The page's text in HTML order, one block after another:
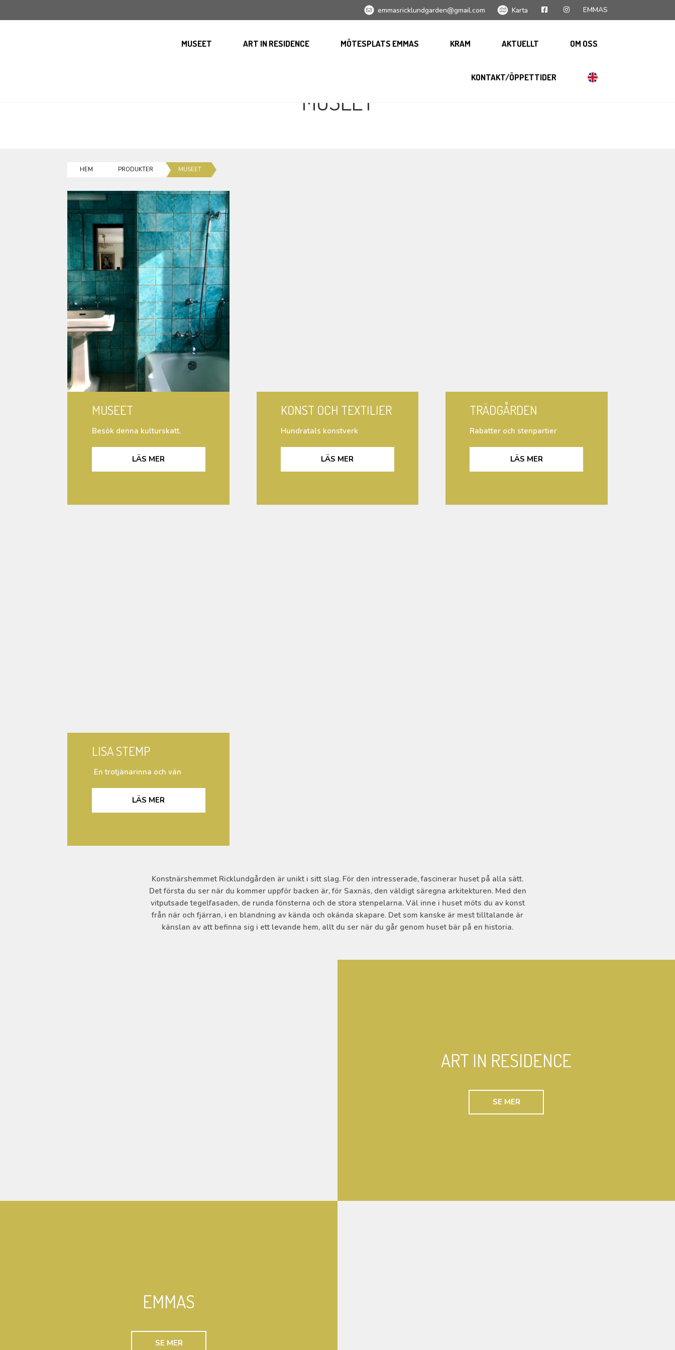
emmasricklundgarden@gmail.com Karta EMMAS
MUSEET ART IN RESIDENCE MÖTESPLATS EMMAS KRAM AKTUELLT OM OSS
KONTAKT/ÖPPETTIDER
MUSEET
HEM PRODUKTER MUSEET
MUSEET
Besök denna kulturskatt.
LÄS MER
KONST OCH TEXTILIER
Hundratals konstverk
LÄS MER
TRÄDGÅRDEN
Rabatter och stenpartier
LÄS MER
LISA STEMP
En trotjänarinna och vän
LÄS MER
Konstnärshemmet Ricklundgården är unikt i sitt slag. För den intresserade, fascinerar huset på alla sätt.
Det första du ser när du kommer uppför backen är, för Saxnäs, den väldigt säregna arkitekturen. Med den
vitputsade tegelfasaden, de runda fönsterna och de stora stenpelarna. Väl inne i huset möts du av konst
från när och fjärran, i en blandning av kända och okända skapare. Det som kanske är mest tilltalande är
känslan av att befinna sig i ett levande hem, allt du ser när du går genom huset bär på en historia.
ART IN RESIDENCE
SE MER
EMMAS
SE MER